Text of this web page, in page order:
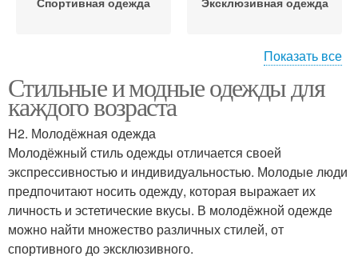
Одежда для взрослых Классическая одежда
Одежда для пожилых
людей
Консервативная одежда
Показать все
Стильные и модные одежды для
каждого возраста
H2. Молодёжная одежда
Молодёжный стиль одежды отличается своей
экспрессивностью и индивидуальностью. Молодые люди
предпочитают носить одежду, которая выражает их
личность и эстетические вкусы. В молодёжной одежде
можно найти множество различных стилей, от
спортивного до эксклюзивного.